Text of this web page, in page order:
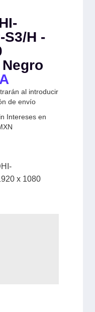
S3/H -
al introducir
de envío
Intereses en
x 1080